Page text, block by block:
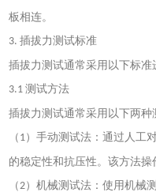
板相连。
3.插拔力测试标准
插拔力测试通常采用以下标准
3.1测试方法
插拔力测试通常采用以下两种
（ 1）手动测试法：通过人工
的稳定性和抗压性。该方法操
（2）机械测试法：使用机械